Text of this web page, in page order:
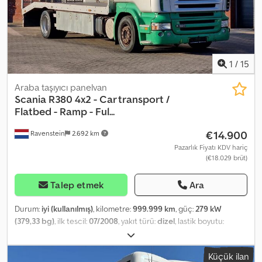
1 / 15
Ravenstein 2.692 km
Araba taşıyıcı panelvan
Scania R380 4x2 - Car transport /
Flatbed - Ramp - Ful...
€14.900
Pazarlık Fiyatı KDV hariç
(€18.029 brüt)
Talep etmek Ara
Durum: iyi (kullanılmış), kilometre:999.999 km, güç:279 kW
(379,33 bg), ilk tescil:07/2008, yakıt türü:dizel, lastik boyutu:
, dingil konfigürasyonu:
şoför kabini:yataklı kabin, vites türü:otomatik, vites sayısı:12,
, süspansiyon: hava, izin verilen dingil yükü
Küçük ilan